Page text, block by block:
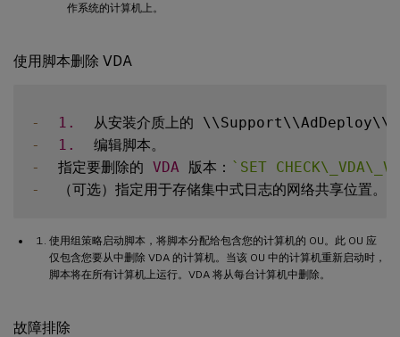
作系统的计算机上。
使用脚本删除 VDA
- 1.
从安装介质上的 \\Support\\AdDeploy\\
-
1.
-
  指定要删除的
VDA 版本： ` SET
-
使用组策略启动脚本，将脚本分配给包含您的计算机的 OU。此 OU 应
仅包含您要从中删除 VDA 的计算机。当该 OU 中的计算机重新启动时，
脚本将在所有计算机上运行。VDA 将从每台计算机中删除。
故障排除